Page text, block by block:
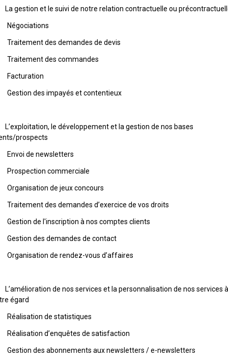
gestion et le suivi de notre relation contractuelle ou
des demandes de devis
des commandes
des impayés et contentieux
le développement et la gestion de nos bases
prospects
de newsletters
commerciale
de jeux concours
des demandes d’exercice de vos droits
de l'inscription à nos comptes clients
des demandes de contact
de rendez-vous d’affaires
de nos services et la personnalisation de nos services à
égard
de statistiques
d’enquêtes de satisfaction
des abonnements aux newsletters / e-newsletters